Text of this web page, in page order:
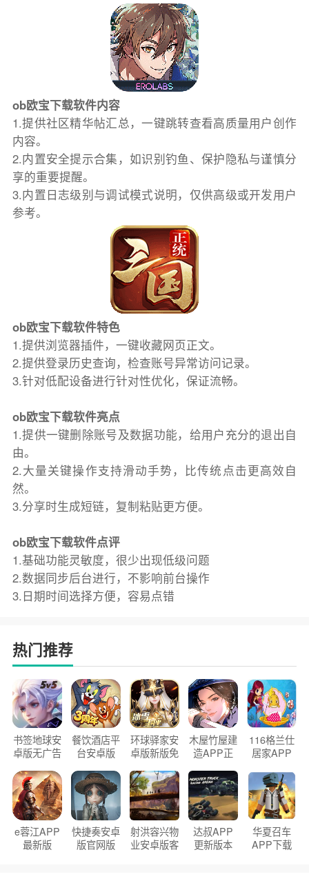
ob欧宝下载软件内容
1.提供社区精华帖汇总，一键跳转查看高质量用户创作
内容。
2.内置安全提示合集，如识别钓鱼、保护隐私与谨慎分
享的重要提醒。
3.内置日志级别与调试模式说明，仅供高级或开发用户
参考。
ob欧宝下载软件特色
1.提供浏览器插件，一键收藏网页正文。
2.提供登录历史查询，检查账号异常访问记录。
3.针对低配设备进行针对性优化，保证流畅。
ob欧宝下载软件亮点
1.提供一键删除账号及数据功能，给用户充分的退出自
由。
2.大量关键操作支持滑动手势，比传统点击更高效自
然。
3.分享时生成短链，复制粘贴更方便。
ob欧宝下载软件点评
1.基础功能灵敏度，很少出现低级问题
2.数据同步后台进行，不影响前台操作
3.日期时间选择方便，容易点错
热门推荐
书签地球安
卓版无广告
餐饮酒店平
台安卓版
环球驿家安
卓版新版免
木屋竹屋建
造APP正
116格兰仕
居家APP
e蓉江APP
最新版
快捷奏安卓
版官网版
射洪容兴物
业安卓版客
达叔APP
更新版本
华夏召车
APP下载